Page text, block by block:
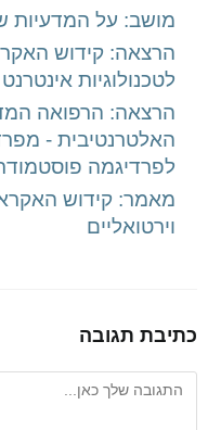
מושב: על המדעיות
הרצאה: קידוש
לטכנולוגיות אינטרנט
הרצאה: הרפואה
האלטרנטיבית -
לפרדיגמה
מאמר: קידוש
וירטואליים
כתיבת תגובה